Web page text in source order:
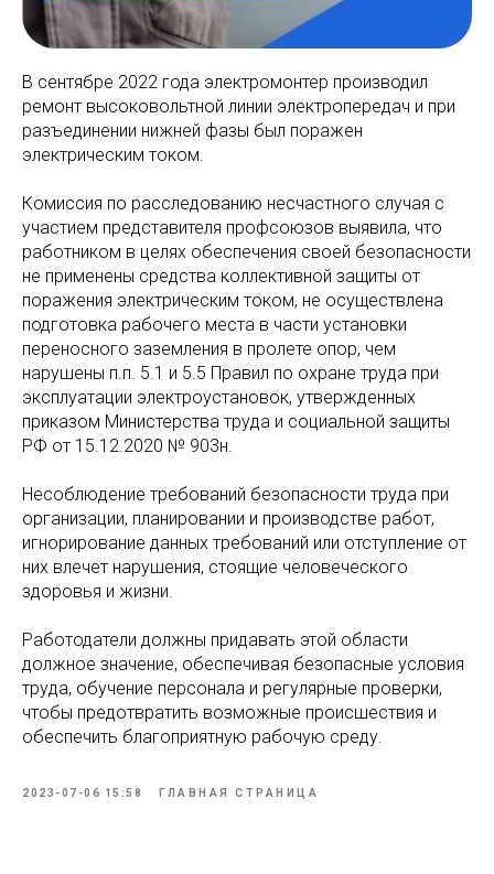
В сентябре 2022 года электромонтер производил
ремонт высоковольтной линии электропередач и при
разъединении нижней фазы был поражен
электрическим током.
Комиссия по расследованию несчастного случая с
участием представителя профсоюзов выявила, что
работником в целях обеспечения своей безопасности
не применены средства коллективной защиты от
поражения электрическим током, не осуществлена
подготовка рабочего места в части установки
переносного заземления в пролете опор, чем
нарушены п.п. 5.1 и 5.5 Правил по охране труда при
эксплуатации электроустановок, утвержденных
приказом Министерства труда и социальной защиты
РФ от 15.12.2020 № 903н.
Несоблюдение требований безопасности труда при
организации, планировании и производстве работ,
игнорирование данных требований или отступление от
них влечет нарушения, стоящие человеческого
здоровья и жизни.
Работодатели должны придавать этой области
должное значение, обеспечивая безопасные условия
труда, обучение персонала и регулярные проверки,
чтобы предотвратить возможные происшествия и
обеспечить благоприятную рабочую среду.
2023-07-06 15:58 ГЛАВНАЯ СТРАНИЦА